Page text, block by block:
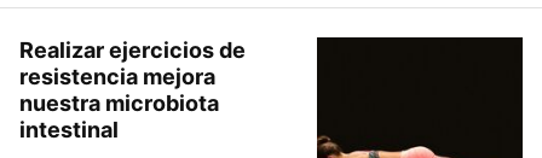
Realizar ejercicios de
resistencia mejora
nuestra microbiota
intestinal